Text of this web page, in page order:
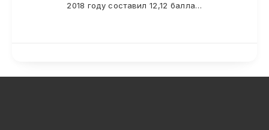
2018 году составил 12,12 балла…